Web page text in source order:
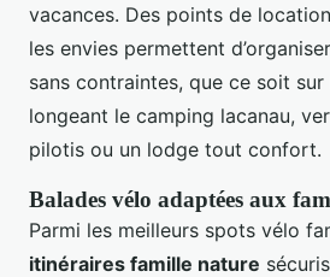
vacances. Des points de
les envies permettent
sans contraintes, que ce soit
longeant le camping lacanau,
pilotis ou un lodge tout confort.
Balades vélo adaptées aux
Parmi les meilleurs spots vélo
itinéraires famille nature